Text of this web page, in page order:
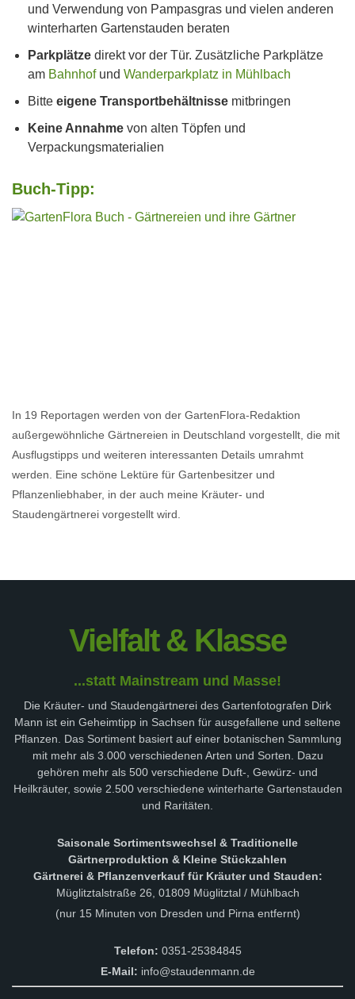
und Verwendung von Pampasgras und vielen anderen
winterharten Gartenstauden beraten
Parkplätze direkt vor der Tür. Zusätzliche Parkplätze
am Bahnhofund Wanderparkplatz in Mühlbach
Bitte eigene Transportbehältnisse mitbringen
Keine Annahme von alten Töpfen und
Verpackungsmaterialien
Buch-Tipp:
In 19 Reportagen werden von der GartenFlora-Redaktion
außergewöhnliche Gärtnereien in Deutschland vorgestellt, die mit
Ausflugstipps und weiteren interessanten Details umrahmt
werden. Eine schöne Lektüre für Gartenbesitzer und
Pflanzenliebhaber, in der auch meine Kräuter- und
Staudengärtnerei vorgestellt wird.
Vielfalt & Klasse
...statt Mainstream und Masse!
Die Kräuter- und Staudengärtnerei des Gartenfotografen Dirk
Mann ist ein Geheimtipp in Sachsen für ausgefallene und seltene
Pflanzen. Das Sortiment basiert auf einer botanischen Sammlung
mit mehr als 3.000 verschiedenen Arten und Sorten. Dazu
gehören mehr als 500 verschiedene Duft-, Gewürz- und
Heilkräuter, sowie 2.500 verschiedene winterharte Gartenstauden
und Raritäten.
Saisonale Sortimentswechsel & Traditionelle
Gärtnerproduktion & Kleine Stückzahlen
Gärtnerei & Pflanzenverkauf für Kräuter und Stauden:
Müglitztalstraße 26, 01809 Müglitztal / Mühlbach
(nur 15 Minuten von Dresden und Pirna entfernt)
Telefon: 0351-25384845
E-Mail: info@staudenmann.de